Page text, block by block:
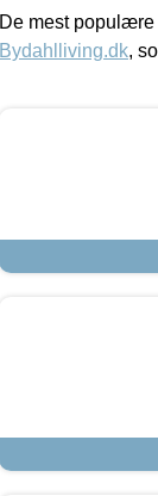
De mest
Bydahlliving.dk,